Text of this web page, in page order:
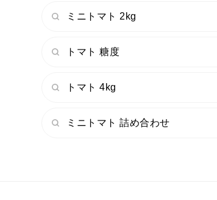
ミニトマト 2kg
トマト 糖度
トマト 4kg
ミニトマト 詰め合わせ